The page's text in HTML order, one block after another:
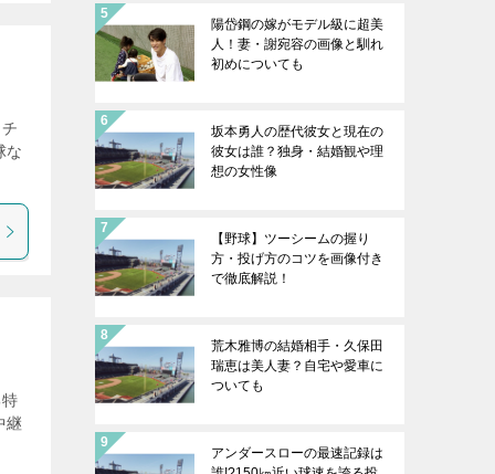
な
継
陽岱鋼の嫁がモデル級に超美
人！妻・謝宛容の画像と馴れ
初めについても
坂本勇人の歴代彼女と現在の
彼女は誰？独身・結婚観や理
想の女性像
【野球】ツーシームの握り
方・投げ方のコツを画像付き
で徹底解説！
荒木雅博の結婚相手・久保田
瑞恵は美人妻？自宅や愛車に
ついても
アンダースローの最速記録は